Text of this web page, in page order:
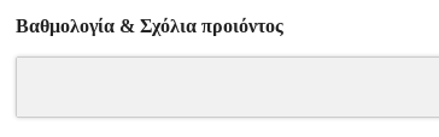
Βαθμολογία & Σχόλια προιόντος